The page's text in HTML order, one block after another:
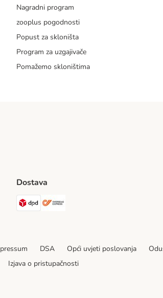
Nagradni program
zooplus pogodnosti
Popust za skloništa
Program za uzgajivače
Pomažemo skloništima
Payment Method
Dostava
DPD Shipping Method
DSA Opći uvjeti poslovanja
Izjava o pristupačnosti